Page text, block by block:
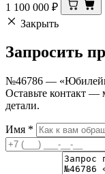
1 100 000 ₽
Закрыть
Запросить
№46786 —
Оставьте контакт —
детали.
Имя *